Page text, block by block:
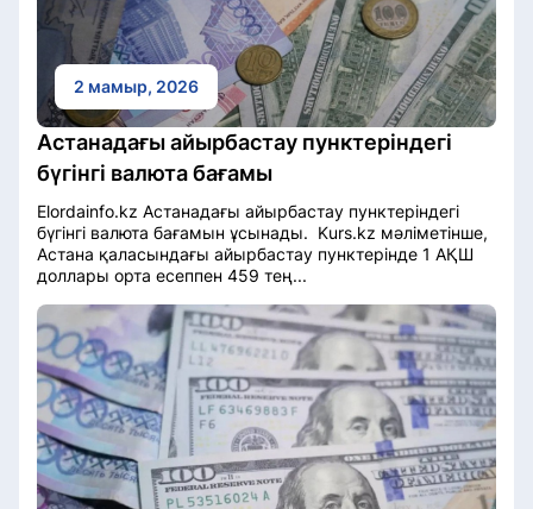
2 мамыр, 2026
Астанадағы айырбастау пунктеріндегі
бүгінгі валюта бағамы
Elordainfo.kz Астанадағы айырбастау пунктеріндегі
бүгінгі валюта бағамын ұсынады. Kurs.kz мәліметінше,
Астана қаласындағы айырбастау пунктерінде 1 АҚШ
доллары орта есеппен 459 тең...